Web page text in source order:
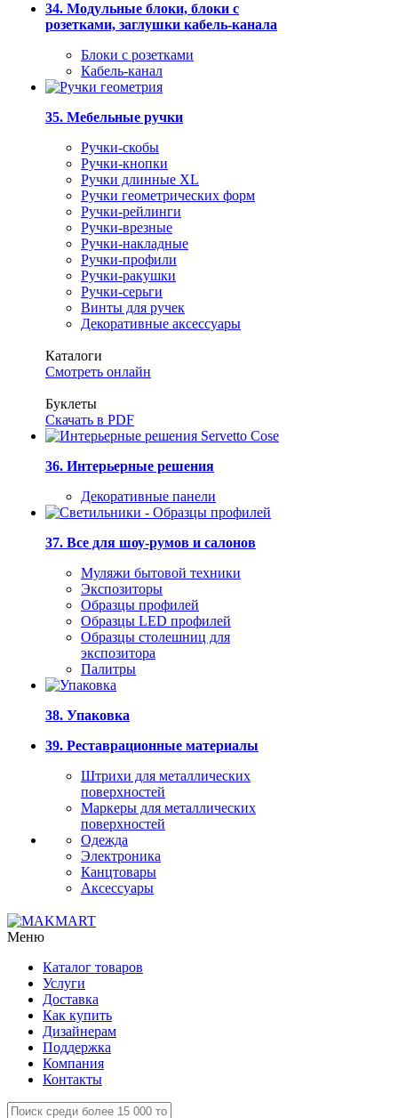
34. Модульные блоки, блоки с
розетками, заглушки кабель-канала
Блоки с розетками
Кабель-канал
35. Мебельные ручки
Ручки-скобы
Ручки-кнопки
Ручки длинные XL
Ручки геометрических форм
Ручки-рейлинги
Ручки-врезные
Ручки-накладные
Ручки-профили
Ручки-ракушки
Ручки-серьги
Винты для ручек
Декоративные аксессуары
Каталоги
Смотреть онлайн
Буклеты
Скачать в PDF
36. Интерьерные решения
Декоративные панели
37. Все для шоу-румов и салонов
Муляжи бытовой техники
Экспозиторы
Образцы профилей
Образцы LED профилей
Образцы столешниц для
экспозитора
Палитры
38. Упаковка
39. Реставрационные материалы
Штрихи для металлических
поверхностей
Маркеры для металлических
поверхностей
Одежда
Электроника
Канцтовары
Аксессуары
Меню
Каталог товаров
Услуги
Доставка
Как купить
Дизайнерам
Поддержка
Компания
Контакты